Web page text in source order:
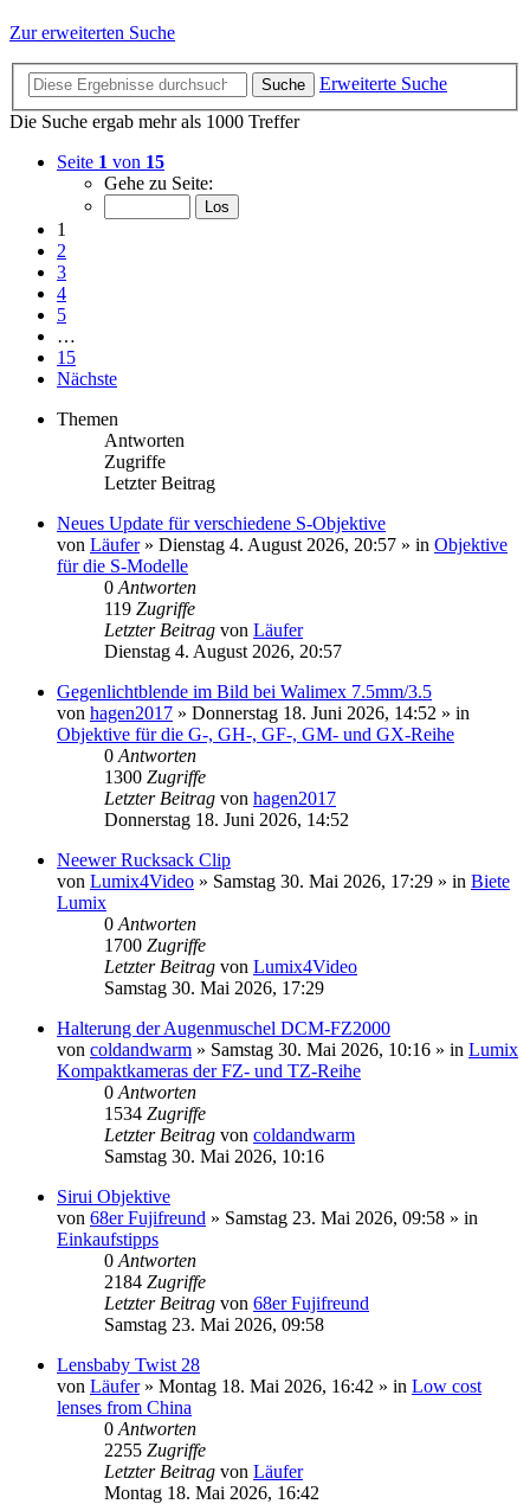
Zur erweiterten Suche
Suche
Erweiterte Suche
Die Suche ergab mehr als 1000 Treffer
Seite 1 von 15
Gehe zu Seite:
1
2
3
4
5
…
15
Nächste
Themen
Antworten
Zugriffe
Letzter Beitrag
Neues Update für verschiedene S-Objektive
von Läufer» Dienstag 4. August 2026, 20:57 » in Objektive
für die S-Modelle
0 Antworten
119 Zugriffe
Letzter Beitrag von Läufer
Dienstag 4. August 2026, 20:57
Gegenlichtblende im Bild bei Walimex 7.5mm/3.5
von hagen2017 » Donnerstag 18. Juni 2026, 14:52 » in
Objektive für die G-, GH-, GF-, GM- und GX-Reihe
0 Antworten
1300 Zugriffe
Letzter Beitrag von hagen2017
Donnerstag 18. Juni 2026, 14:52
Neewer Rucksack Clip
von Lumix4Video » Samstag 30. Mai 2026, 17:29 » in Biete
Lumix
0 Antworten
1700 Zugriffe
Letzter Beitrag von Lumix4Video
Samstag 30. Mai 2026, 17:29
Halterung der Augenmuschel DCM-FZ2000
von coldandwarm » Samstag 30. Mai 2026, 10:16 » in Lumix
Kompaktkameras der FZ- und TZ-Reihe
0 Antworten
1534 Zugriffe
Letzter Beitrag von coldandwarm
Samstag 30. Mai 2026, 10:16
Sirui Objektive
von 68er Fujifreund » Samstag 23. Mai 2026, 09:58 » in
Einkaufstipps
0 Antworten
2184 Zugriffe
Letzter Beitrag von 68er Fujifreund
Samstag 23. Mai 2026, 09:58
Lensbaby Twist 28
von Läufer» Montag 18. Mai 2026, 16:42 » in Low cost
lenses from China
0 Antworten
2255 Zugriffe
Letzter Beitrag von Läufer
Montag 18. Mai 2026, 16:42